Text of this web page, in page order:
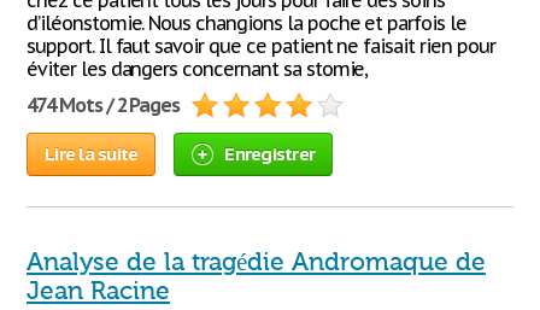
d’iléonstomie. Nous changions la poche et parfois le
support. Il faut savoir que ce patient ne faisait rien pour
éviter les dangers concernant sa stomie,
474 Mots / 2 Pages
Lire la suite Enregistrer
Analyse de la tragédie Andromaque de
Jean Racine